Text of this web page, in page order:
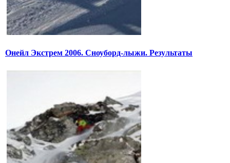
Онейл Экстрем 2006. Сноуборд-лыжи. Результаты